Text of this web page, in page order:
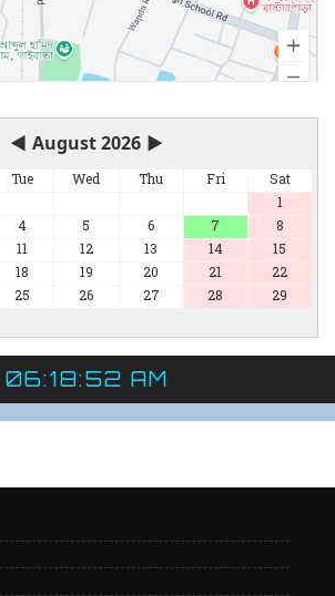
◀ August 2026 ▶
Tue Wed Thu Fri
Sat
1
4 5 6 7
8
11 12 13 14
15
18 19 20 21
22
25 26 27 28
29
06:18:52 AM